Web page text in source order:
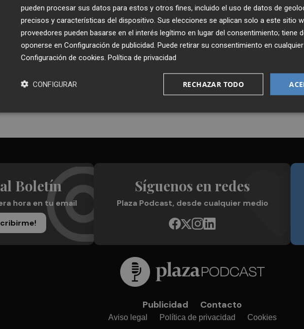
Recibe toda la actualidad de
Plaza Podcast en tu correo
Boletín
hora en tu email
Síguenos en redes
Plaza Podcast, desde cualquier medio
Publicidad Contacto
Aviso legal Política de privacidad Cookies
pueden procesar sus datos para estos y otros fines, incluido el uso de datos de
precisos y características del dispositivo. Sus elecciones se aplican solo a este sitio
proveedores pueden basarse en el interés legítimo en lugar del consentimiento; tiene
oponerse en Configuración de publicidad . Puede retirar su consentimiento en
Configuración de cookies Política de privacidad
RECHAZAR TODO
CONFIGURAR